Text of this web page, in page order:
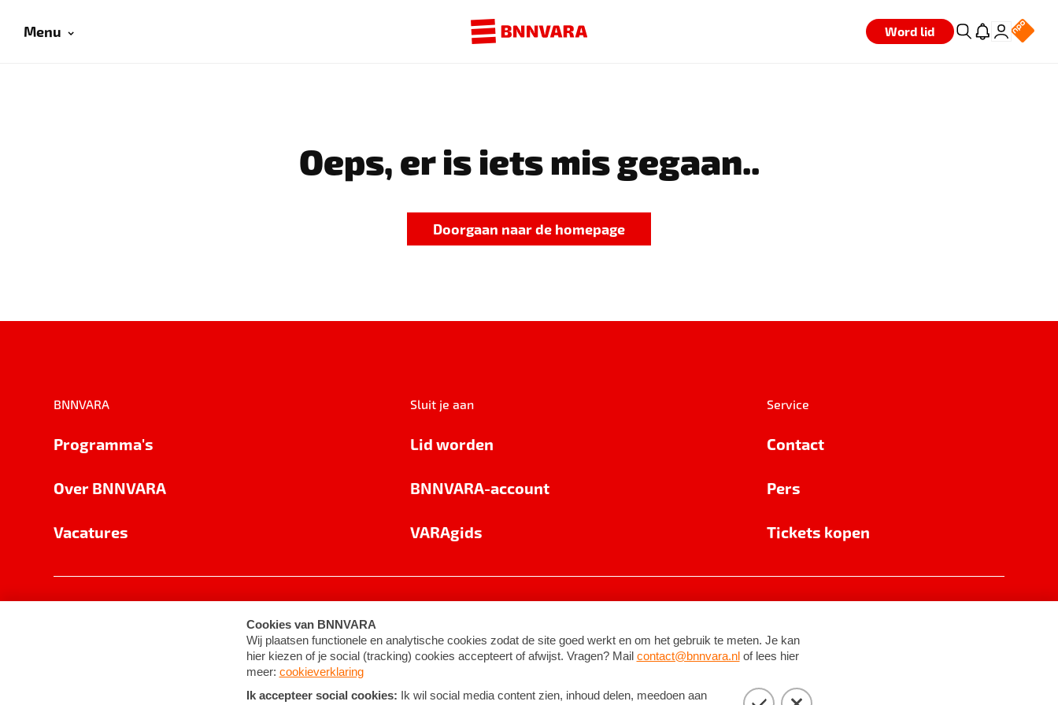
Menu Word lid
Oeps, er is iets mis gegaan..
Doorgaan naar de homepage
BNNVARA
Programma's
Over BNNVARA
Vacatures
Sluit je aan
Lid worden
BNNVARA-account
VARAgids
Service
Contact
Pers
Tickets kopen
Cookie-instellingen Algemene voorwaarden ©2026BNNVARA